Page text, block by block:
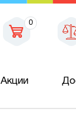
0
Акции